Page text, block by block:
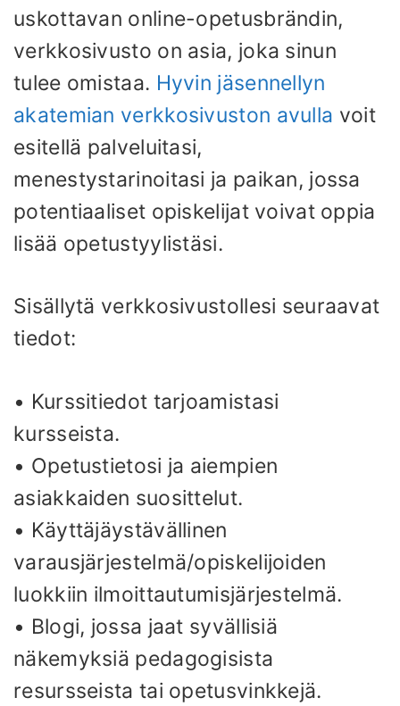
uskottavan online-opetusbrändin,
verkkosivusto on asia, joka sinun
tulee omistaa. Hyvin jäsennellyn
akatemian verkkosivuston avulla voit
esitellä palveluitasi,
menestystarinoitasi ja paikan, jossa
potentiaaliset opiskelijat voivat oppia
lisää opetustyylistäsi.
Sisällytä verkkosivustollesi seuraavat
tiedot:
• Kurssitiedot tarjoamistasi
kursseista.
• Opetustietosi ja aiempien
asiakkaiden suosittelut.
• Käyttäjäystävällinen
varausjärjestelmä/opiskelijoiden
luokkiin ilmoittautumisjärjestelmä.
• Blogi, jossa jaat syvällisiä
näkemyksiä pedagogisista
resursseista tai opetusvinkkejä.